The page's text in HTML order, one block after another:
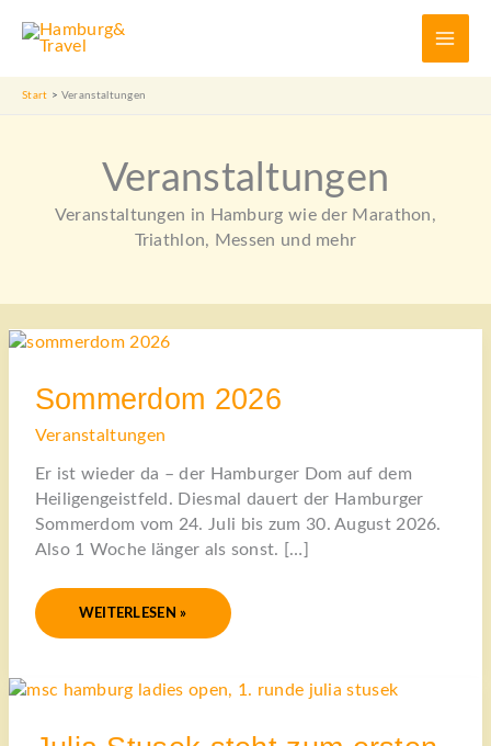
Inhalt
Start Veranstaltungen
Veranstaltungen
Veranstaltungen in Hamburg wie der Marathon,
Triathlon, Messen und mehr
Sommerdom 2026
Veranstaltungen
Er ist wieder da – der Hamburger Dom auf dem
Heiligengeistfeld. Diesmal dauert der Hamburger
Sommerdom vom 24. Juli bis zum 30. August 2026.
Also 1 Woche länger als sonst. […]
SOMMERDOM
2026
WEITERLESEN »
JULIA
STUSEK
ERSTEN